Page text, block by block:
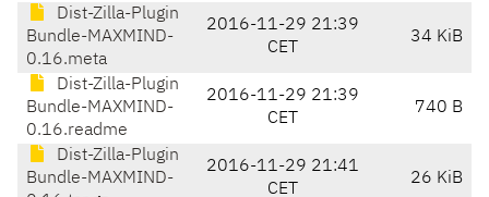
Dist-Zilla-Plugin
Bundle-MAXMIND-
0.16.meta
2016-11-29 21:39
CET
34 KiB
Dist-Zilla-Plugin
Bundle-MAXMIND-
0.16.readme
2016-11-29 21:39
CET
740 B
Dist-Zilla-Plugin
Bundle-MAXMIND-
2016-11-29 21:41
CET
26 KiB